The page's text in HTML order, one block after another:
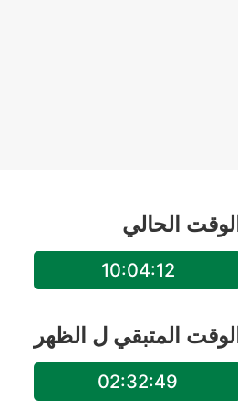
الوقت الحالي
10:04:13
الوقت المتبقي ل الظهر
02:32:48